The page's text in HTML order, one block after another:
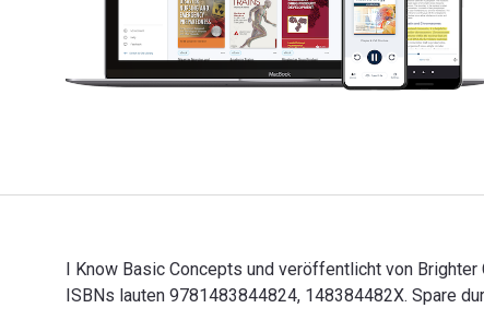
I Know Basic Concepts und veröffentlicht von
ISBNs lauten 9781483844824, 148384482X. Spare